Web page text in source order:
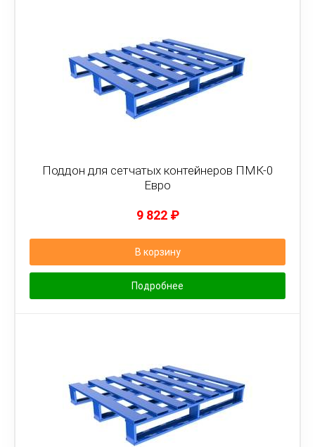
Поддон для сетчатых контейнеров ПМК-0
Евро
9 822 ₽
В корзину
Подробнее